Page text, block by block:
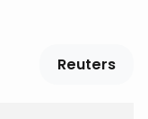
Reuters